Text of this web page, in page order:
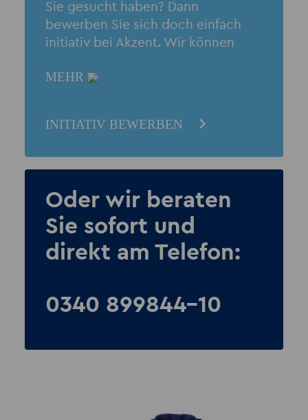
Sie gesucht haben? Dann
bewerben Sie sich doch einfach
initiativ bei Akzent. Wir können
MEHR
INITIATIV BEWERBEN
Oder wir beraten
Sie sofort und
direkt am Telefon:
0340 899844-10